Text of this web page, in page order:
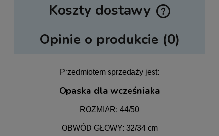
Koszty dostawy
Cena nie zawiera ewentualnych kosztów płatności
Opinie o produkcie (0)
Przedmiotem sprzedaży jest:
Opaska dla wcześniaka
ROZMIAR: 44/50
OBWÓD GŁOWY: 32/34 cm